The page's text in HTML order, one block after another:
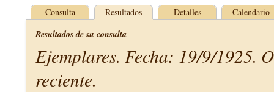
Consulta Resultados Detalles Calendario
Resultados de su consulta
Ejemplares. Fecha: 19/9/1925.
reciente.